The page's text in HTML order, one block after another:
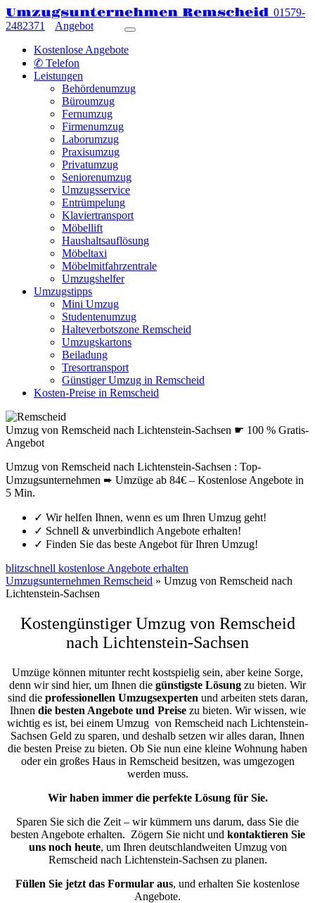
Umzugsunternehmen Remscheid 01579-
2482371
Angebot
Kostenlose Angebote
✆ Telefon
Leistungen
Behördenumzug
Büroumzug
Fernumzug
Firmenumzug
Laborumzug
Praxisumzug
Privatumzug
Seniorenumzug
Umzugsservice
Entrümpelung
Klaviertransport
Möbellift
Haushaltsauflösung
Möbeltaxi
Möbelmitfahrzentrale
Umzugshelfer
Umzugstipps
Mini Umzug
Studentenumzug
Halteverbotszone Remscheid
Umzugskartons
Beiladung
Tresortransport
Günstiger Umzug in Remscheid
Kosten-Preise in Remscheid
Umzug von Remscheid nach Lichtenstein-Sachsen ☛ 100 % Gratis-
Angebot
Umzug von Remscheid nach Lichtenstein-Sachsen : Top-
Umzugsunternehmen ➨ Umzüge ab 84€ – Kostenlose Angebote in
5 Min.
✓ Wir helfen Ihnen, wenn es um Ihren Umzug geht!
✓ Schnell & unverbindlich Angebote erhalten!
✓ Finden Sie das beste Angebot für Ihren Umzug!
blitzschnell kostenlose Angebote erhalten
Umzugsunternehmen Remscheid » Umzug von Remscheid nach
Lichtenstein-Sachsen
Kostengünstiger Umzug von Remscheid
nach Lichtenstein-Sachsen
Umzüge können mitunter recht kostspielig sein, aber keine Sorge,
denn wir sind hier, um Ihnen die günstigste Lösung zu bieten. Wir
sind die professionellen Umzugsexperten und arbeiten stets daran,
Ihnen die besten Angebote und Preisezu bieten. Wir wissen, wie
wichtig es ist, bei einem Umzug von Remscheid nach Lichtenstein-
Sachsen Geld zu sparen, und deshalb setzen wir alles daran, Ihnen
die besten Preise zu bieten. Ob Sie nun eine kleine Wohnung haben
oder ein großes Haus in Remscheid besitzen, was umgezogen
werden muss.
Wir haben immer die perfekte Lösung für Sie.
Sparen Sie sich die Zeit – wir kümmern uns darum, dass Sie die
besten Angebote erhalten. Zögern Sie nicht und kontaktieren Sie
uns noch heute, um Ihren deutschlandweiten Umzug von
Remscheid nach Lichtenstein-Sachsen zu planen.
Füllen Sie jetzt das Formular aus, und erhalten Sie kostenlose
Angebote.